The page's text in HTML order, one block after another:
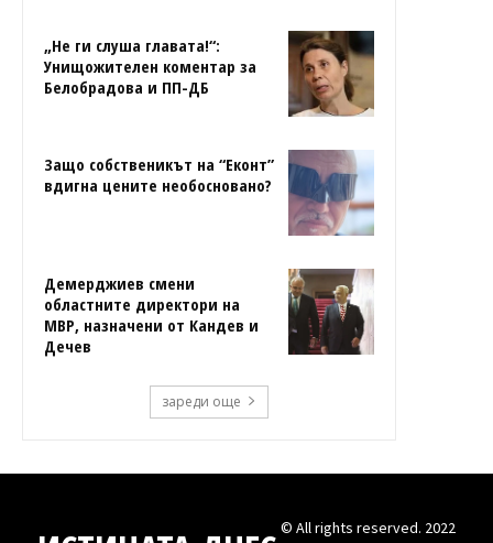
„Не ги слуша главата!“:
Унищожителен коментар за
Белобрадова и ПП-ДБ
Защо собственикът на “Еконт”
вдигна цените необосновано?
Демерджиев смени
областните директори на
МВР, назначени от Кандев и
Дечев
зареди още
© All rights reserved. 2022